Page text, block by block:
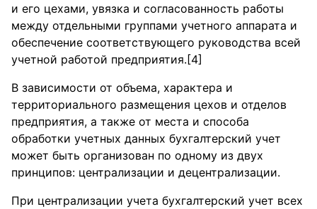
и его цехами, увязка и согласованность работы
между отдельными группами учетного аппарата и
обеспечение соответствующего руководства всей
учетной работой предприятия.[4]
В зависимости от объема, характера и
территориального размещения цехов и отделов
предприятия, а также от места и способа
обработки учетных данных бухгалтерский учет
может быть организован по одному из двух
принципов: централизации и децентрализации.
При централизации учета бухгалтерский учет всех